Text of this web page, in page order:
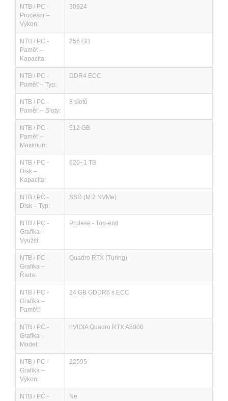
NTB / PC -
Procesor –
Výkon:
30924
NTB / PC -
Paměť –
Kapacita:
256 GB
NTB / PC -
Paměť – Typ:
DDR4 ECC
NTB / PC -
Paměť – Sloty:
8 slotů
NTB / PC -
Paměť –
Maximum:
512 GB
NTB / PC -
Disk –
Kapacita:
620–1 TB
NTB / PC -
Disk – Typ:
SSD (M.2 NVMe)
NTB / PC -
Grafika –
Využití:
Profese - Top-end
NTB / PC -
Grafika –
Řada:
Quadro RTX (Turing)
NTB / PC -
Grafika –
Paměť:
24 GB GDDR6 s ECC
NTB / PC -
Grafika –
Model:
nVIDIA Quadro RTX A5000
NTB / PC -
Grafika –
Výkon:
22595
NTB / PC -
Ne